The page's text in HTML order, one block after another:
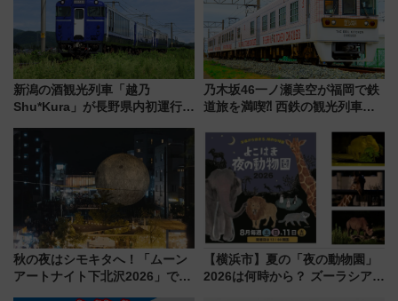
新潟の酒観光列車「越乃
Shu*Kura」が長野県内初運行！
別企画
乃木坂46一ノ瀬美空が福岡で鉄
道旅を満喫⁈ 西鉄の観光列車
CHIKUGO」で巡る福岡･太宰
府･柳川の旅！YouTubeが公開
に
秋の夜はシモキタへ！「ムーン
アートナイト下北沢2026」でイ
【横浜市】夏の「夜の動物園」
2026は何時から？ ズーラシア・